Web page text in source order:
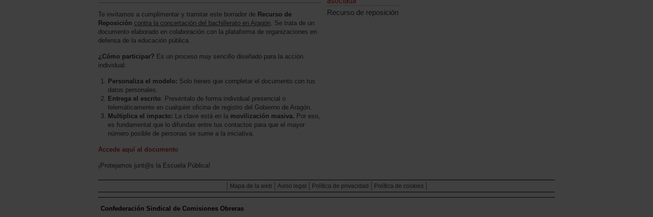
Te invitamos a cumplimentar y tramitar este borrador de Recurso de
Reposición contra la concertación del bachillerato en Aragón. Se trata de un
documento elaborado en colaboración con la plataforma de organizaciones en
defensa de la educación pública.
¿Cómo participar? Es un proceso muy sencillo diseñado para la acción
individual:
Personaliza el modelo: Solo tienes que completar el documento con tus
datos personales.
Entrega el escrito: Preséntalo de forma individual presencial o
telemáticamente en cualquier oficina de registro del Gobierno de Aragón.
Multiplica el impacto: La clave está en la movilización masiva. Por eso,
es fundamental que lo difundas entre tus contactos para que el mayor
número posible de personas se sume a la iniciativa.
Accede aquí al documento
¡Protejamos junt@s la Escuela Pública!
Recurso de reposición
Mapa de la web Aviso legal Política de privacidad Política de cookies
Confederación Sindical de Comisiones Obreras